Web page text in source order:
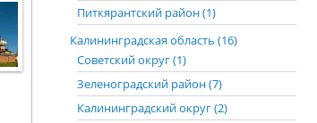
Питкярантский район (1)
Калининградская область (16)
Советский округ (1)
Зеленоградский район (7)
Калининградский округ (2)